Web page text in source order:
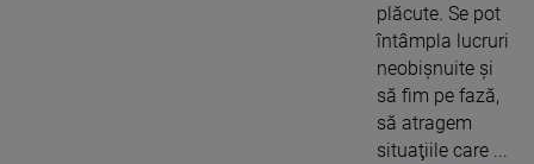
plăcute. Se pot
întâmpla lucruri
neobişnuite şi
să fim pe fază,
să atragem
situaţiile care ...